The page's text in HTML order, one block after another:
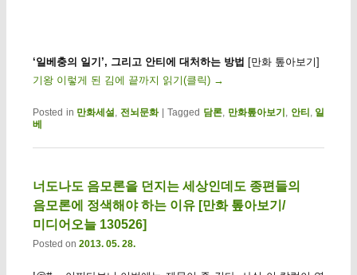
‘일베충의 일기’, 그리고 안티에 대처하는 방법 [만화 톺아보기]
기왕 이렇게 된 김에 끝까지 읽기(클릭) →
Posted in 만화세설 전뇌문화 | Tagged 담론, 만화톺아보기 안티 일
베
너도나도 음모론을 던지는 세상인데도 종편들의
음모론에 정색해야 하는 이유 [만화 톺아보기/
미디어오늘 130526]
Posted on 2013. 05. 28.